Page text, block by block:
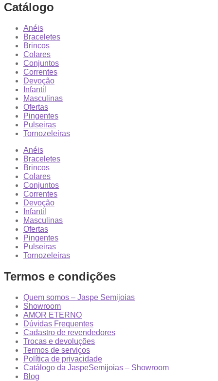
Catálogo
Anéis
Braceletes
Brincos
Colares
Conjuntos
Correntes
Devoção
Infantil
Masculinas
Ofertas
Pingentes
Pulseiras
Tornozeleiras
Anéis
Braceletes
Brincos
Colares
Conjuntos
Correntes
Devoção
Infantil
Masculinas
Ofertas
Pingentes
Pulseiras
Tornozeleiras
Termos e condições
Quem somos – Jaspe Semijoias
Showroom
AMOR ETERNO
Dúvidas Frequentes
Cadastro de revendedores
Trocas e devoluções
Termos de serviços
Política de privacidade
Catálogo da JaspeSemijoias – Showroom
Blog